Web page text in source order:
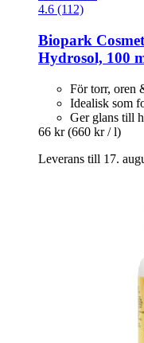
4.6 (112)
Biopark
Hydrosol, 100
För torr, oren
Idealisk som
Ger glans till
66 kr (660 kr / l)
Leverans till 17.